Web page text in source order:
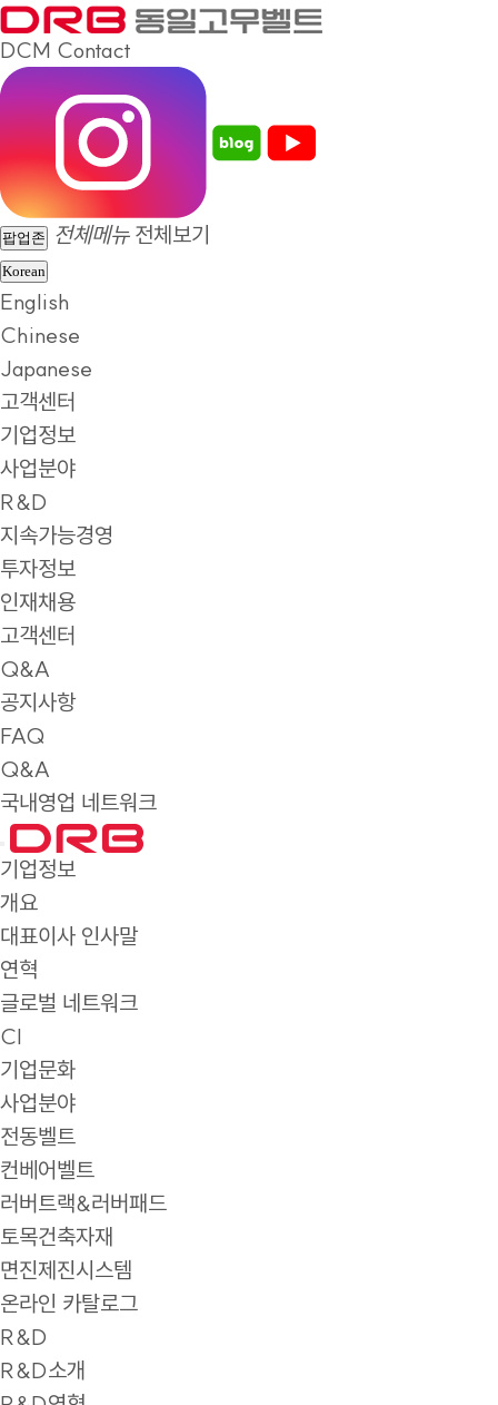
DCM Contact
팝업존 전체메뉴 전체보기
Korean
English
Chinese
Japanese
고객센터
기업정보
사업분야
R&D
지속가능경영
투자정보
인재채용
고객센터
Q&A
공지사항
FAQ
Q&A
국내영업 네트워크
기업정보
개요
대표이사 인사말
연혁
글로벌 네트워크
CI
기업문화
사업분야
전동벨트
컨베어벨트
러버트랙&러버패드
토목건축자재
면진제진시스템
온라인 카탈로그
R&D
R&D소개